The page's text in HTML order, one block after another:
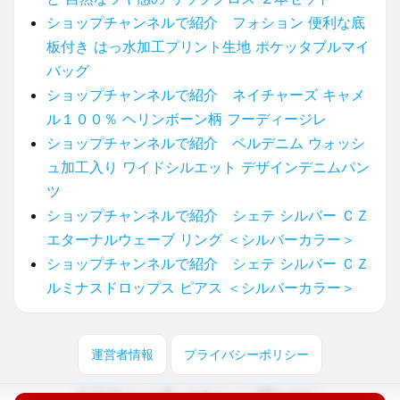
ショップチャンネルで紹介 フォション 便利な底
板付き はっ水加工プリント生地 ポケッタブルマイ
バッグ
ショップチャンネルで紹介 ネイチャーズ キャメ
ル１００％ ヘリンボーン柄 フーディージレ
ショップチャンネルで紹介 ベルデニム ウォッシ
ュ加工入り ワイドシルエット デザインデニムパン
ツ
ショップチャンネルで紹介 シェテ シルバー ＣＺ
エターナルウェーブ リング ＜シルバーカラー＞
ショップチャンネルで紹介 シェテ シルバー ＣＺ
ルミナスドロップス ピアス ＜シルバーカラー＞
運営者情報 プライバシーポリシー
© 2025 どこに売ってる？ここで買えます！